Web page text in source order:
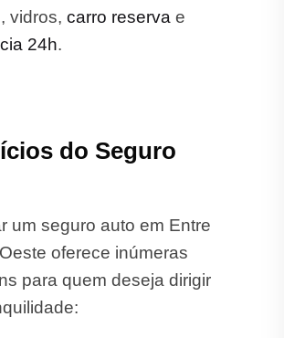
vidros, carro reserva e
24h.
do Seguro
um seguro auto em Entre
oferece inúmeras
para quem deseja dirigir